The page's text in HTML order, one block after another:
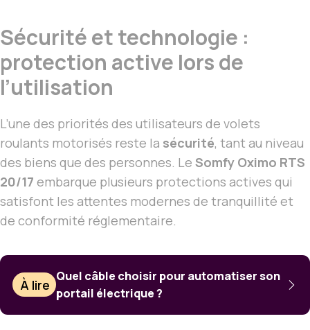
Sécurité et technologie :
protection active lors de
l’utilisation
L’une des priorités des utilisateurs de volets
roulants motorisés reste la sécurité, tant au niveau
des biens que des personnes. Le Somfy Oximo RTS
20/17 embarque plusieurs protections actives qui
satisfont les attentes modernes de tranquillité et
de conformité réglementaire.
À lire
Quel câble choisir pour automatiser son
portail électrique ?